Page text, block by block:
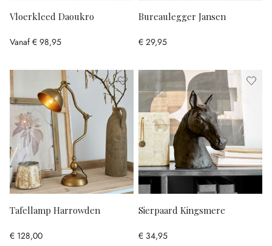
Vloerkleed Daoukro
Vanaf € 98,95
Bureaulegger Jansen
€ 29,95
Tafellamp Harrowden
€ 128,00
Sierpaard Kingsmere
€ 34,95